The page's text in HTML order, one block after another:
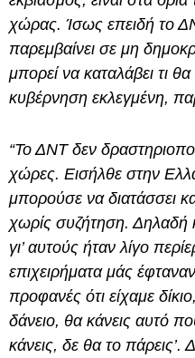
χώρας. Ίσως επειδή το
παρεμβαίνει σε μη
μπορεί να καταλάβει τι
κυβέρνηση εκλεγμένη,
“Το ΔΝΤ δεν
χώρες. Εισήλθε στην
μπορούσε να διατάσσει
χωρίς συζήτηση. Δηλαδή
γι’ αυτούς ήταν λίγο
επιχειρήματα μάς
προφανές ότι είχαμε
δάνειο, θα κάνεις αυτό
κάνεις, δε θα το πάρεις’.